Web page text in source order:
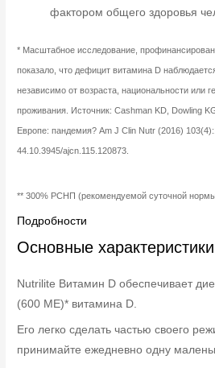
фактором общего здоровья
* Масштабное исследование,
показало, что дефицит витамина D
независимо от возраста, национальности или
проживания. Источник: Cashman KD, Dowling
Европе: пандемия? Am J Clin Nutr (2016)
44.10.3945/ajcn.115.120873.
** 300% РСНП (рекомендуемой суточной
Подробности
Основные характеристики
Nutrilite Витамин D обеспечивает
(600 МЕ)* витамина D.
Его легко сделать частью своего
принимайте ежедневно одну